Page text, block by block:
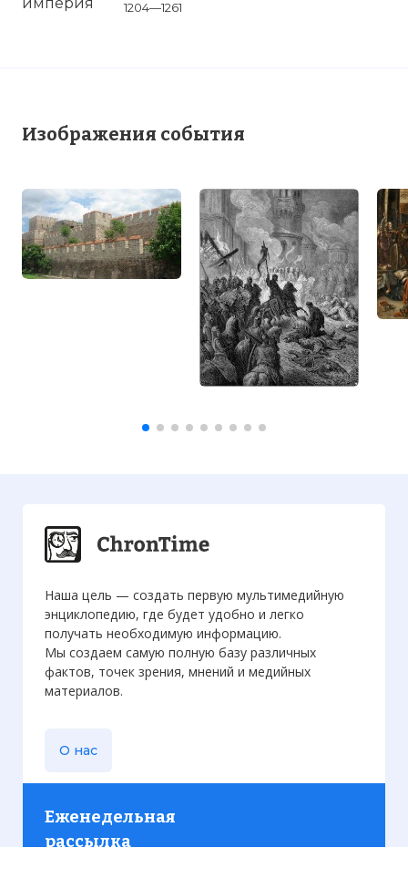
1204—1261
Изображения события
Наша цель — создать первую мультимедийную
энциклопедию, где будет удобно и легко
получать необходимую информацию.
Мы создаем самую полную базу различных
фактов, точек зрения, мнений и медийных
материалов.
О нас
Еженедельная
рассылка